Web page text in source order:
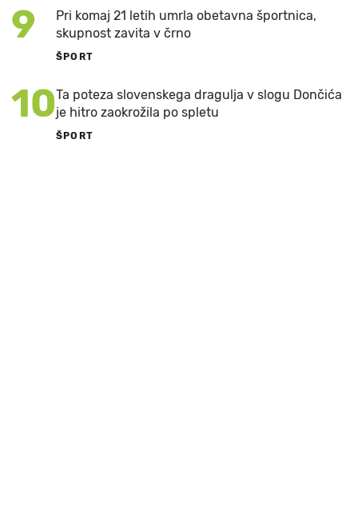
9
Pri komaj 21 letih umrla obetavna športnica,
skupnost zavita v črno
ŠPORT
10Ta poteza slovenskega dragulja v slogu Dončića
je hitro zaokrožila po spletu
ŠPORT